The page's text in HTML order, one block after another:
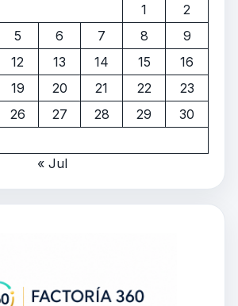
1
2
5 6 7 8
9
12 13 14 15
16
19 20 21 22
23
26 27 28 29
30
« Jul